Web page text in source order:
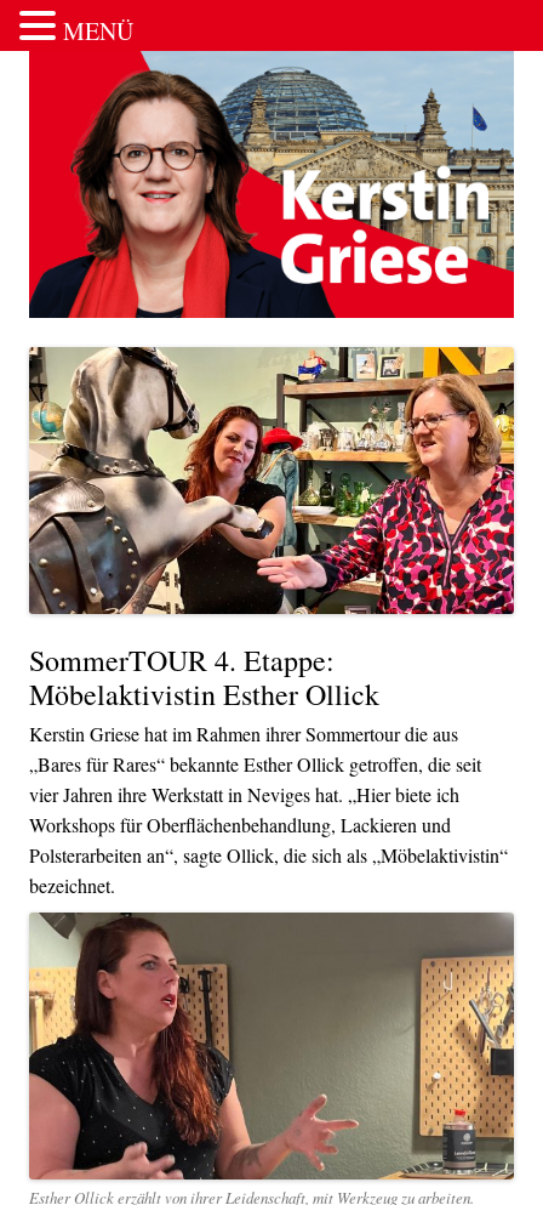
Zum Inhalt springen
SommerTOUR 4. Etappe:
Möbelaktivistin Esther Ollick
Kerstin Griese hat im Rahmen ihrer Sommertour die aus
„Bares für Rares“ bekannte Esther Ollick getroffen, die seit
vier Jahren ihre Werkstatt in Neviges hat. „Hier biete ich
Workshops für Oberflächenbehandlung, Lackieren und
Polsterarbeiten an“, sagte Ollick, die sich als „Möbelaktivistin“
bezeichnet.
Esther Ollick erzählt von ihrer Leidenschaft, mit Werkzeug zu arbeiten.
MENÜ